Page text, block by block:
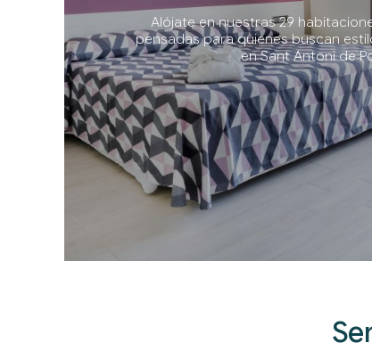
Alójate en nuestras 29
pensadas para quienes buscan
en Sant Antoni de